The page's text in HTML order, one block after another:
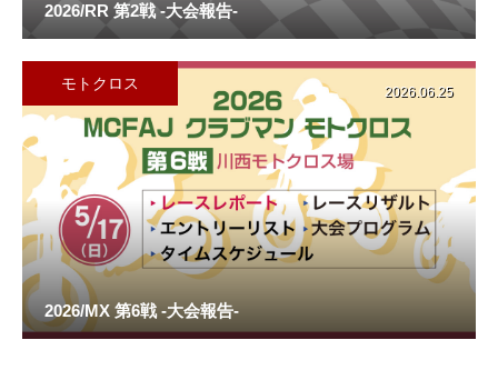
登録料金・見舞金制度
お問い合せ・資料請求
個人情報保護方針
団体概要
2026/RR 第2戦 -大会報告-
モトクロス
2026/MX 第6戦 -大会報告-
2026.06.25